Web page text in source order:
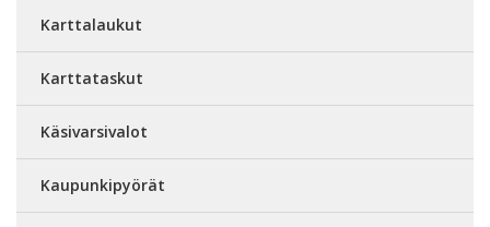
Karttalaukut
Karttataskut
Käsivarsivalot
Kaupunkipyörät